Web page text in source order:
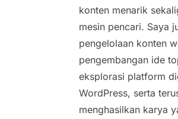
konten menarik
mesin pencari. Saya
pengelolaan konten
pengembangan ide
eksplorasi platform
WordPress, serta
menghasilkan karya